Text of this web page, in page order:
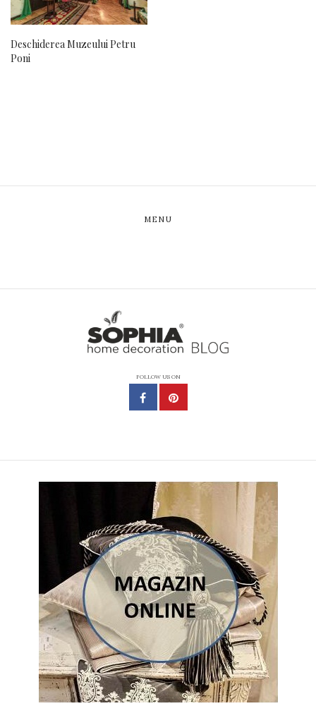
Deschiderea Muzeului Petru
Poni
MENU
FOLLOW US ON